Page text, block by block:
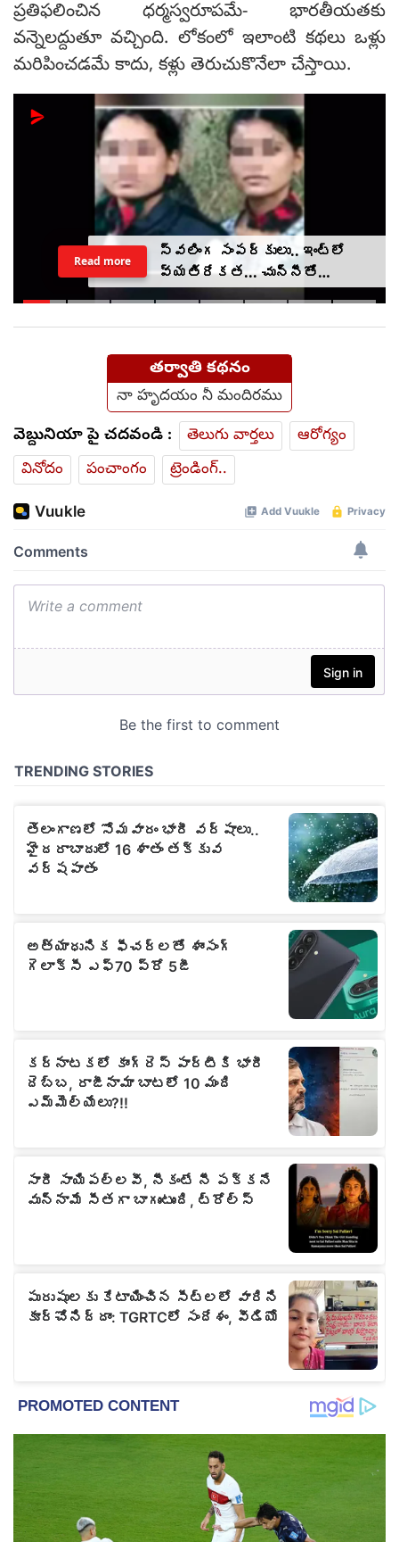
ప్రతిఫలించిన ధర్మస్వరూపమే- భారతీయతకు
వన్నెలద్దుతూ వచ్చింది. లోకంలో ఇలాంటి కథలు ఒళ్లు
మరిపించడమే కాదు, కళ్లు తెరుచుకొనేలా చేస్తాయి.
స్వలింగ సంపర్కులు.. ఇంట్లో
వ్యతిరేకత... చున్నీతో
ఉరేసుకుని ఆత్మహత్య
Read more
తర్వాతి కథనం
నా హృదయం నీ మందిరము
వెబ్దునియా పై చదవండి : తెలుగు వార్తలు
ఆరోగ్యం
వినోదం
పంచాంగం ట్రెండింగ్..